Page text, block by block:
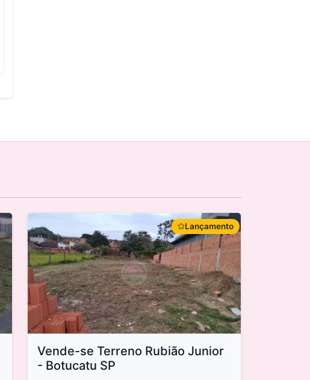
Lançamento
Vende-se Terreno Rubião Junior
- Botucatu SP